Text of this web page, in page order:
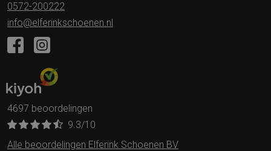
0572-200222
info@elferinkschoenen.nl
4697 beoordelingen
9.3/10
Alle beoordelingen Elferink Schoenen BV